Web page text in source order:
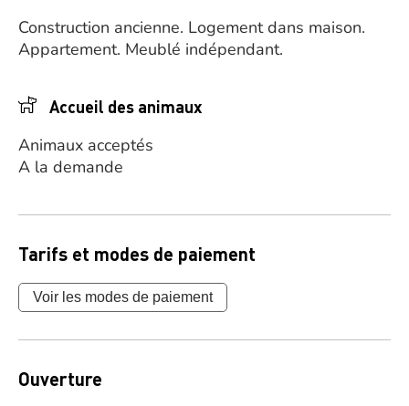
Construction ancienne. Logement dans maison.
Appartement. Meublé indépendant.
Accueil des animaux
Animaux acceptés
A la demande
Tarifs et modes de paiement
Voir les modes de paiement
Ouverture